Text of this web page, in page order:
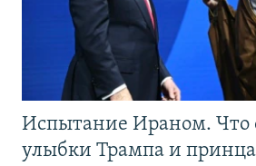
Испытание Ираном. Что
улыбки Трампа и